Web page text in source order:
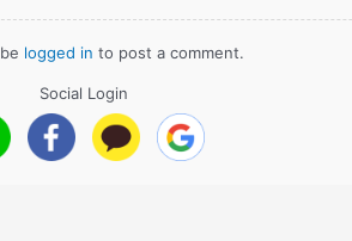
logged in to post a comment.
Social Login